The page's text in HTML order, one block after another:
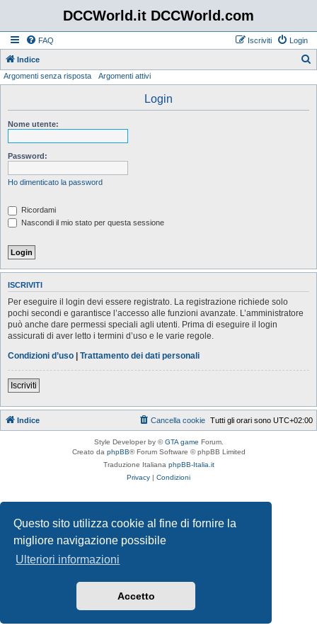
Questo sito utilizza cookie al fine di fornire la
migliore navigazione possibile
Ulteriori informazioni
Accetto
DCCWorld.it DCCWorld.com
FAQ Login
Iscriviti
Indice
Argomenti senza risposta Argomenti attivi
Login
Nome utente:
Password:
Ho dimenticato la password
Ricordami
Nascondi il mio stato per questa sessione
ISCRIVITI
Per eseguire il login devi essere registrato. La registrazione richiede solo
pochi secondi e garantisce l’accesso alle funzioni avanzate. L’amministratore
può anche dare permessi speciali agli utenti. Prima di eseguire il login
assicurati di aver letto i termini d’uso e le varie regole.
Condizioni d’uso | Trattamento dei dati personali
Iscriviti
Indice Tutti gli orari sono UTC+02:00
Cancella cookie
Style Developer by ©GTA game Forum.
Creato da phpBB® Forum Software © phpBB Limited
Traduzione Italiana phpBB-Italia.it
Privacy | Condizioni